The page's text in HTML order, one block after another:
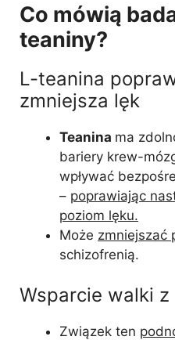
Co mówią
teaniny?
L-teanina
zmniejsza lęk
Teanina ma
bariery krew-
wpływać
– poprawiając
poziom lęku.
Może zmniejszać
schizofrenią.
Wsparcie walki z
Związek ten